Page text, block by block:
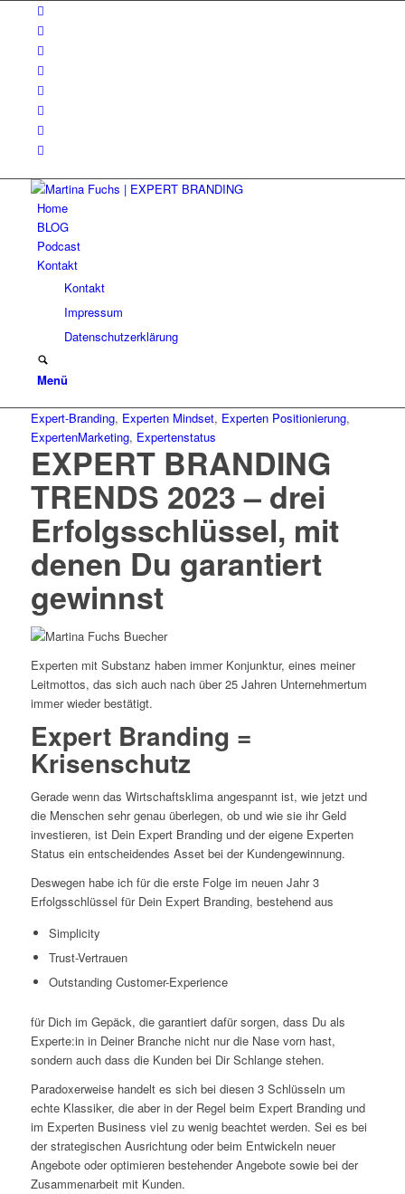
Home
BLOG
Podcast
Kontakt
Kontakt
Impressum
Datenschutzerklärung
Menü
Expert-Branding, Experten Mindset, Experten Positionierung,
ExpertenMarketing, Expertenstatus
EXPERT BRANDING
TRENDS 2023 – drei
Erfolgsschlüssel, mit
denen Du garantiert
gewinnst
Experten mit Substanz haben immer Konjunktur, eines meiner
Leitmottos, das sich auch nach über 25 Jahren Unternehmertum
immer wieder bestätigt.
Expert Branding =
Krisenschutz
Gerade wenn das Wirtschaftsklima angespannt ist, wie jetzt und
die Menschen sehr genau überlegen, ob und wie sie ihr Geld
investieren, ist Dein Expert Branding und der eigene Experten
Status ein entscheidendes Asset bei der Kundengewinnung.
Deswegen habe ich für die erste Folge im neuen Jahr 3
Erfolgsschlüssel für Dein Expert Branding, bestehend aus
Simplicity
Trust-Vertrauen
Outstanding Customer-Experience
für Dich im Gepäck, die garantiert dafür sorgen, dass Du als
Experte:in in Deiner Branche nicht nur die Nase vorn hast,
sondern auch dass die Kunden bei Dir Schlange stehen.
Paradoxerweise handelt es sich bei diesen 3 Schlüsseln um
echte Klassiker, die aber in der Regel beim Expert Branding und
im Experten Business viel zu wenig beachtet werden. Sei es bei
der strategischen Ausrichtung oder beim Entwickeln neuer
Angebote oder optimieren bestehender Angebote sowie bei der
Zusammenarbeit mit Kunden.